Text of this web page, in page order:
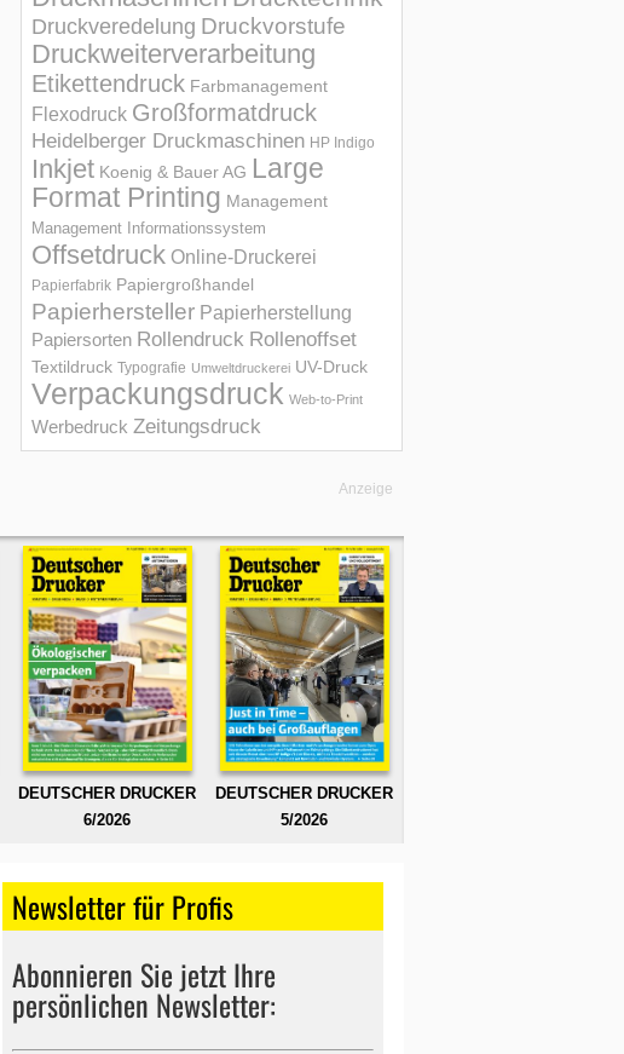
Druckveredelung Druckvorstufe
Druckweiterverarbeitung
Etikettendruck Farbmanagement
Flexodruck Großformatdruck
Heidelberger Druckmaschinen HP Indigo
Inkjet Koenig & Bauer AG Large
Format Printing Management
Management Informations­system
Offsetdruck Online-Druckerei
Papierfabrik Papiergroßhandel
Papierhersteller Papierherstellung
Papiersorten Rollendruck Rollenoffset
Textildruck Typografie Umweltdruckerei UV-Druck
Verpackungsdruck Web-to-Print
Werbedruck Zeitungsdruck
Anzeige
DEUTSCHER DRUCKER
6/2026
DEUTSCHER DRUCKER
5/2026
Newsletter für Profis
Abonnieren Sie jetzt Ihre
persönlichen Newsletter: